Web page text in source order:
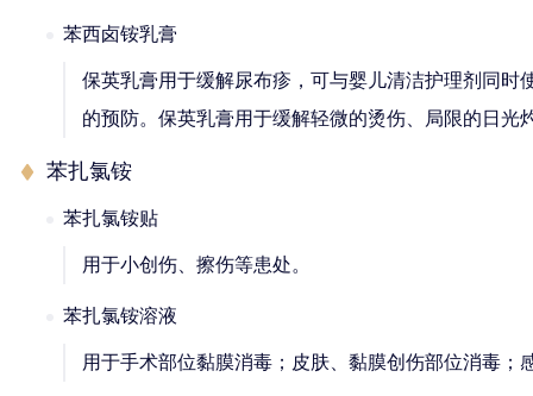
苯西卤铵乳膏
保英乳膏用于缓解尿布疹，可与婴儿清洁护理剂同
的预防。保英乳膏用于缓解轻微的烫伤、局限的日光
苯扎氯铵
苯扎氯铵贴
用于小创伤、擦伤等患处。
苯扎氯铵溶液
用于手术部位黏膜消毒；皮肤、黏膜创伤部位消毒；